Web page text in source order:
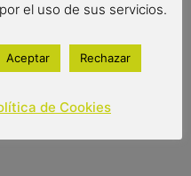
el uso de sus servicios.
Aceptar Rechazar
de Cookies